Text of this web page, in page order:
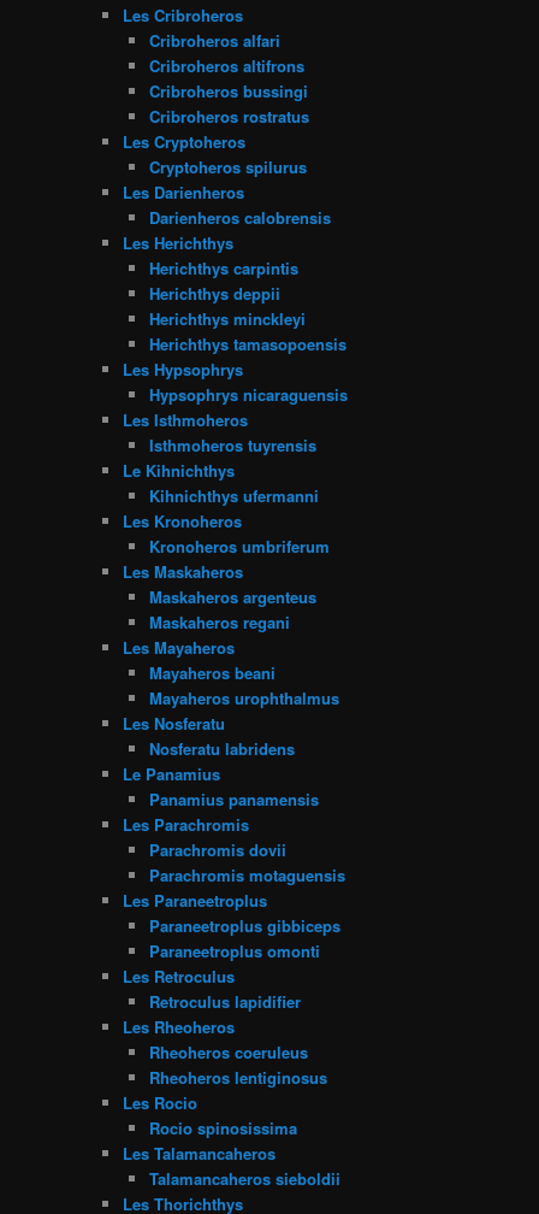
Les Cribroheros
Cribroheros alfari
Cribroheros altifrons
Cribroheros bussingi
Cribroheros rostratus
Les Cryptoheros
Cryptoheros spilurus
Les Darienheros
Darienheros calobrensis
Les Herichthys
Herichthys carpintis
Herichthys deppii
Herichthys minckleyi
Herichthys tamasopoensis
Les Hypsophrys
Hypsophrys nicaraguensis
Les Isthmoheros
Isthmoheros tuyrensis
Le Kihnichthys
Kihnichthys ufermanni
Les Kronoheros
Kronoheros umbriferum
Les Maskaheros
Maskaheros argenteus
Maskaheros regani
Les Mayaheros
Mayaheros beani
Mayaheros urophthalmus
Les Nosferatu
Nosferatu labridens
Le Panamius
Panamius panamensis
Les Parachromis
Parachromis dovii
Parachromis motaguensis
Les Paraneetroplus
Paraneetroplus gibbiceps
Paraneetroplus omonti
Les Retroculus
Retroculus lapidifier
Les Rheoheros
Rheoheros coeruleus
Rheoheros lentiginosus
Les Rocio
Rocio spinosissima
Les Talamancaheros
Talamancaheros sieboldii
Les Thorichthys